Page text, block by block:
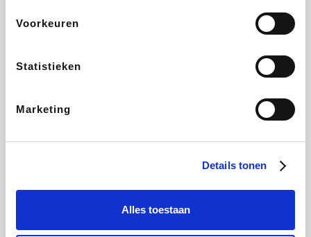
Voorkeuren
Statistieken
Marketing
Details tonen
Alles toestaan
CheapTickets.be DeubaXXL
Samsung Delonghi Tennis Point My Jewellery